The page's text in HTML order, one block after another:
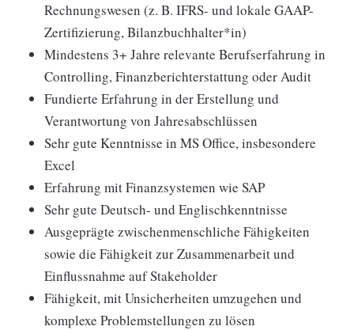
Rechnungswesen (z. B. IFRS- und lokale GAAP-
Zertifizierung, Bilanzbuchhalter*in)
Mindestens 3+ Jahre relevante Berufserfahrung in
Controlling, Finanzberichterstattung oder Audit
Fundierte Erfahrung in der Erstellung und
Verantwortung von Jahresabschlüssen
Sehr gute Kenntnisse in MS Office, insbesondere
Excel
Erfahrung mit Finanzsystemen wie SAP
Sehr gute Deutsch- und Englischkenntnisse
Ausgeprägte zwischenmenschliche Fähigkeiten
sowie die Fähigkeit zur Zusammenarbeit und
Einflussnahme auf Stakeholder
Fähigkeit, mit Unsicherheiten umzugehen und
komplexe Problemstellungen zu lösen